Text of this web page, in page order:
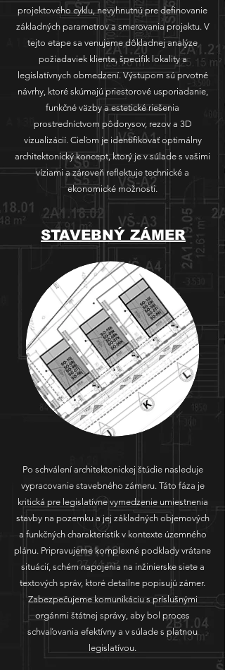
projektového cyklu, nevyhnutnú pre definovanie
základných parametrov a smerovania projektu. V
tejto etape sa venujeme dôkladnej analýze
požiadaviek klienta, špecifík lokality a
legislatívnych obmedzení. Výstupom sú prvotné
návrhy, ktoré skúmajú priestorové usporiadanie,
funkčné väzby a estetické riešenia
prostredníctvom pôdorysov, rezov a 3D
vizualizácií. Cieľom je identifikovať optimálny
architektonický koncept, ktorý je v súlade s vašimi
víziami a zároveň reflektuje technické a
ekonomické možnosti.
STAVEBNÝ ZÁMER
Po schválení architektonickej štúdie nasleduje
vypracovanie stavebného zámeru. Táto fáza je
kritická pre legislatívne vymedzenie umiestnenia
stavby na pozemku a jej základných objemových
a funkčných charakteristík v kontexte územného
plánu. Pripravujeme komplexné podklady vrátane
situácií, schém napojenia na inžinierske siete a
textových správ, ktoré detailne popisujú zámer.
Zabezpečujeme komunikáciu s príslušnými
orgánmi štátnej správy, aby bol proces
schvaľovania efektívny a v súlade s platnou
legislatívou.